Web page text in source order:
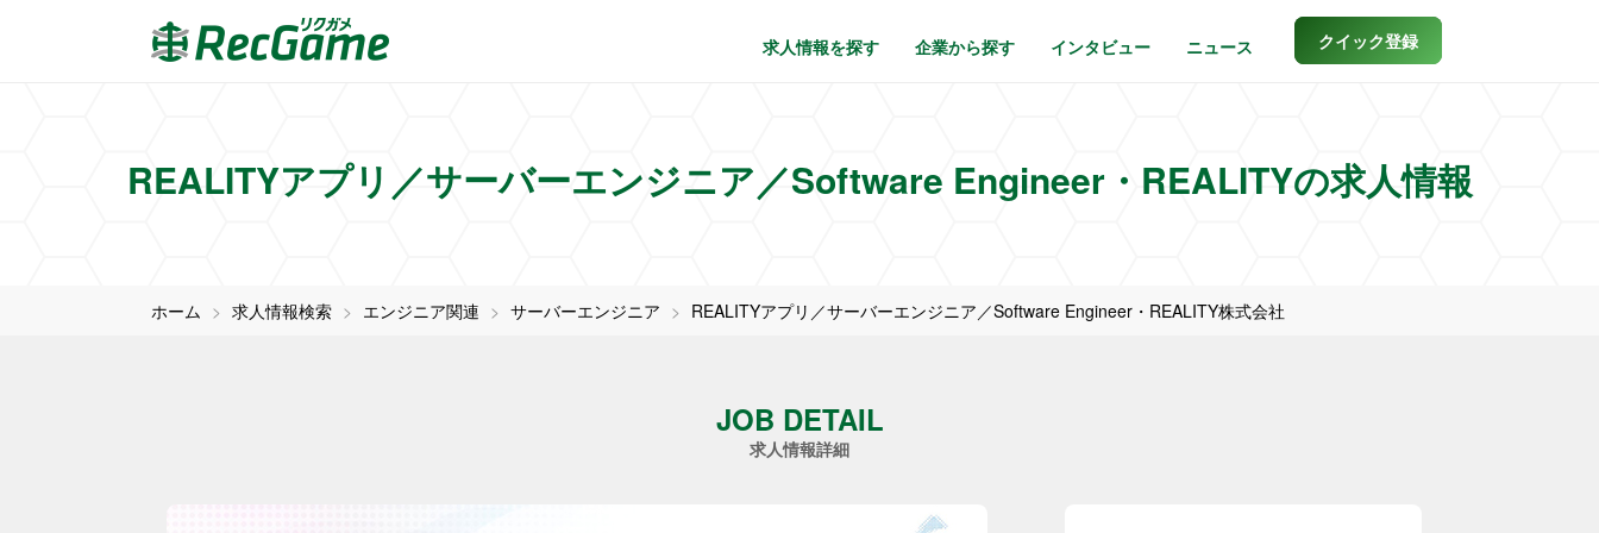
求人情報を探す 企業から探す インタビュー ニュース クイック登録
REALITYアプリ／サーバーエンジニア／Software Engineer・REALITYの求人情報
ホーム 求人情報検索 エンジニア関連 サーバーエンジニア REALITYアプリ／サーバーエンジニア／Software Engineer・REALITY株式会社
JOB DETAIL
求人情報詳細